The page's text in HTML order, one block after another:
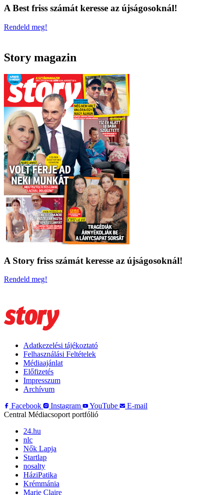
A Best friss számát keresse az újságosoknál!
Rendeld meg!
Story magazin
A Story friss számát keresse az újságosoknál!
Rendeld meg!
Adatkezelési tájékoztató
Felhasználási Feltételek
Médiaajánlat
Előfizetés
Impresszum
Archívum
Facebook
Instagram YouTube
E-mail
Central Médiacsoport portfólió
24.hu
nlc
Nők Lapja
Startlap
nosalty
HáziPatika
Krémmánia
Marie Claire